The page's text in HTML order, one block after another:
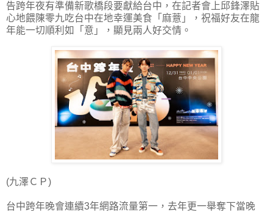
告跨年夜有準備新歌橋段要獻給台中，在記者會上邱鋒澤貼
心地餵陳零九吃台中在地幸運美食「麻薏」，祝福好友在龍
年能一切順利如「意」，顯見兩人好交情。
(九澤ＣＰ)
台中跨年晚會連續3年網路流量第一，去年更一舉奪下當晚